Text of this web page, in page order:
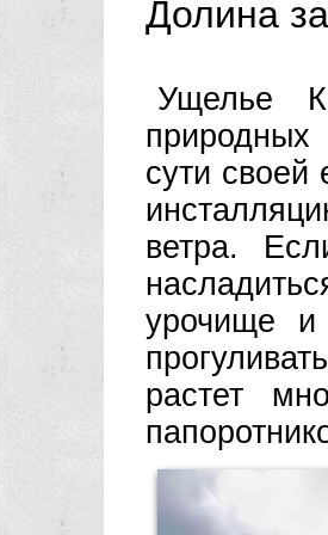
Долина
Ущелье
сути своей
ветра.
урочище и
растет